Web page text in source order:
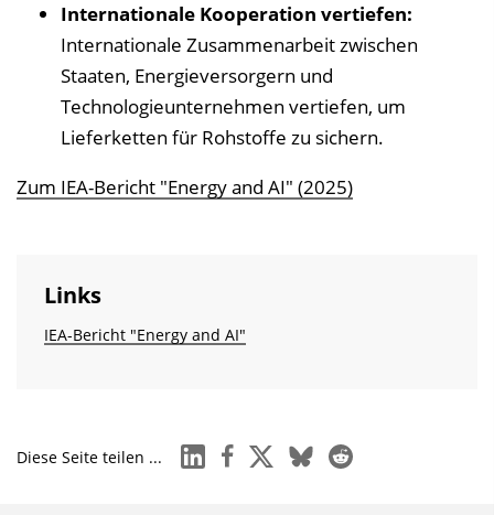
Internationale Kooperation vertiefen:
Internationale Zusammenarbeit zwischen
Staaten, Energieversorgern und
Technologieunternehmen vertiefen, um
Lieferketten für Rohstoffe zu sichern.
Zum IEA-Bericht "Energy and AI" (2025)
Links
IEA-Bericht "Energy and AI"
Diese Seite teilen ... linkedinfacebook
x blueskyreddit